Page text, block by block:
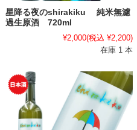
星降る夜のshirakiku 純米無濾
過生原酒 720ml
¥2,000(税込 ¥2,200)
在庫 1 本